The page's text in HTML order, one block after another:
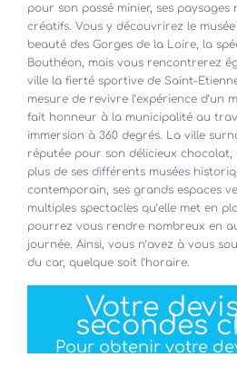
pour son passé minier, ses
créatifs. Vous y découvrirez le musée
beauté des Gorges de la Loire, la
Bouthéon, mais vous rencontrerez
ville la fierté sportive de Saint-
mesure de revivre l’expérience d’un
fait honneur à la municipalité au
immersion à 360 degrés. La ville
réputée pour son délicieux
plus de ses différents musées
contemporain, ses grands espaces
multiples spectacles qu’elle met en
pourrez vous rendre nombreux en
journée. Ainsi, vous n’avez à vous
du car, quelque soit l’horaire.
Votre
secondes
Pour obtenir votre